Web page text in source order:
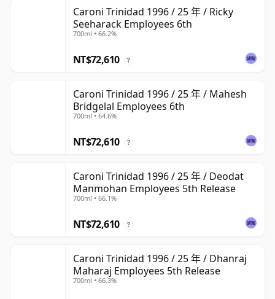
Caroni Trinidad 1996 / 25 年 / Ricky
Seeharack Employees 6th
700ml • 66.2%
NT$72,610 ?
Caroni Trinidad 1996 / 25 年 / Mahesh
Bridgelal Employees 6th
700ml • 64.6%
NT$72,610 ?
Caroni Trinidad 1996 / 25 年 / Deodat
Manmohan Employees 5th Release
700ml • 66.1%
NT$72,610 ?
Caroni Trinidad 1996 / 25 年 / Dhanraj
Maharaj Employees 5th Release
700ml • 66.3%